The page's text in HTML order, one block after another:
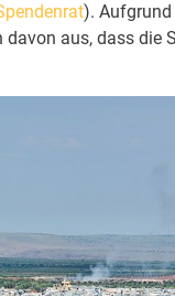
).
aus, dass die